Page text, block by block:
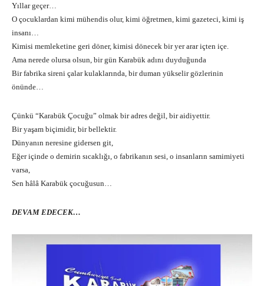
Yıllar geçer…
O çocuklardan kimi mühendis olur, kimi öğretmen, kimi gazeteci, kimi iş
insanı…
Kimisi memleketine geri döner, kimisi dönecek bir yer arar içten içe.
Ama nerede olursa olsun, bir gün Karabük adını duyduğunda
Bir fabrika sireni çalar kulaklarında, bir duman yükselir gözlerinin
önünde…
Çünkü “Karabük Çocuğu” olmak bir adres değil, bir aidiyettir.
Bir yaşam biçimidir, bir bellektir.
Dünyanın neresine gidersen git,
Eğer içinde o demirin sıcaklığı, o fabrikanın sesi, o insanların samimiyeti
varsa,
Sen hâlâ Karabük çocuğusun…
DEVAM EDECEK…